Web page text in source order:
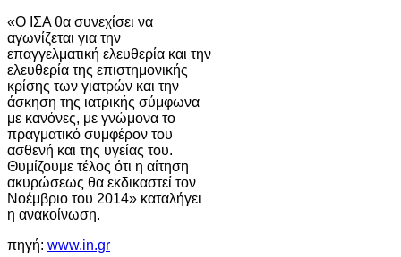
«Ο ΙΣΑ θα συνεχίσει να
αγωνίζεται για την
επαγγελματική ελευθερία και την
ελευθερία της επιστημονικής
κρίσης των γιατρών και την
άσκηση της ιατρικής σύμφωνα
με κανόνες, με γνώμονα το
πραγματικό συμφέρον του
ασθενή και της υγείας του.
Θυμίζουμε τέλος ότι η αίτηση
ακυρώσεως θα εκδικαστεί τον
Νοέμβριο του 2014» καταλήγει
η ανακοίνωση.
πηγή: www.in.gr